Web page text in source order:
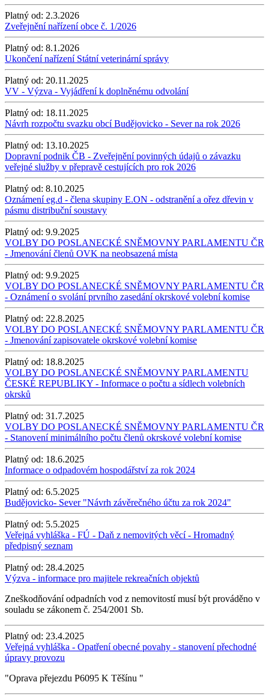
Platný od: 2.3.2026
Zveřejnění nařízení obce č. 1/2026
Platný od: 8.1.2026
Ukončení nařízení Státní veterinární správy
Platný od: 20.11.2025
VV - Výzva - Vyjádření k doplněnému odvolání
Platný od: 18.11.2025
Návrh rozpočtu svazku obcí Budějovicko - Sever na rok 2026
Platný od: 13.10.2025
Dopravní podnik ČB - Zveřejnění povinných údajů o závazku
veřejné služby v přepravě cestujících pro rok 2026
Platný od: 8.10.2025
Oznámení eg.d - člena skupiny E.ON - odstranění a ořez dřevin v
pásmu distribuční soustavy
Platný od: 9.9.2025
VOLBY DO POSLANECKÉ SNĚMOVNY PARLAMENTU ČR
- Jmenování členů OVK na neobsazená místa
Platný od: 9.9.2025
VOLBY DO POSLANECKÉ SNĚMOVNY PARLAMENTU ČR
- Oznámení o svolání prvního zasedání okrskové volební komise
Platný od: 22.8.2025
VOLBY DO POSLANECKÉ SNĚMOVNY PARLAMENTU ČR
- Jmenování zapisovatele okrskové volební komise
Platný od: 18.8.2025
VOLBY DO POSLANECKÉ SNĚMOVNY PARLAMENTU
ČESKÉ REPUBLIKY - Informace o počtu a sídlech volebních
okrsků
Platný od: 31.7.2025
VOLBY DO POSLANECKÉ SNĚMOVNY PARLAMENTU ČR
- Stanovení minimálního počtu členů okrskové volební komise
Platný od: 18.6.2025
Informace o odpadovém hospodářství za rok 2024
Platný od: 6.5.2025
Budějovicko- Sever "Návrh závěrečného účtu za rok 2024"
Platný od: 5.5.2025
Veřejná vyhláška - FÚ - Daň z nemovitých věcí - Hromadný
předpisný seznam
Platný od: 28.4.2025
Výzva - informace pro majitele rekreačních objektů
Zneškodňování odpadních vod z nemovitostí musí být prováděno v
souladu se zákonem č. 254/2001 Sb.
Platný od: 23.4.2025
Veřejná vyhláška - Opatření obecné povahy - stanovení přechodné
úpravy provozu
"Oprava přejezdu P6095 K Těšínu "